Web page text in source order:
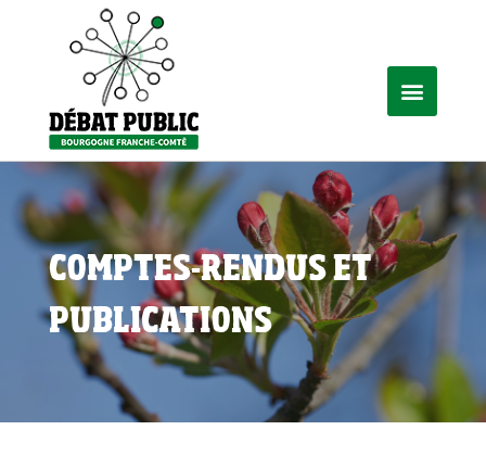
COMPTES-RENDUS ET
PUBLICATIONS